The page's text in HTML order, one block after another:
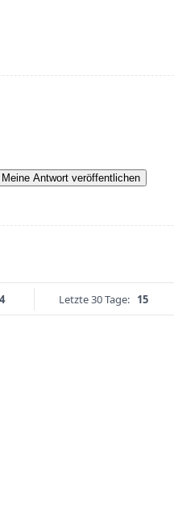
Meine Antwort veröffentlichen
4 Letzte 30 Tage: 15